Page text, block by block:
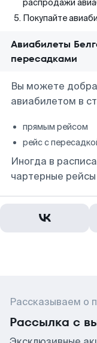
распродажи
Покупайте
Авиабилеты
пересадками
Вы можете
авиабилетом в
прямым рейсом
рейс с
Иногда в
чартерные
Рассказываем о
Рассылка с